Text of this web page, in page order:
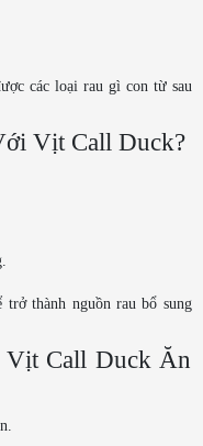
các loại rau gì con từ sau
Vịt Call Duck?
trở thành nguồn rau bổ sung
Vịt Call Duck Ăn